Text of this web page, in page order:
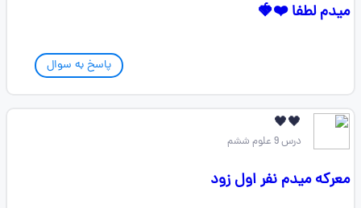
میدم لطفا ❤️🍓
پاسخ به سوال
🖤🖤
درس 9 علوم ششم
معرکه میدم نفر اول زود